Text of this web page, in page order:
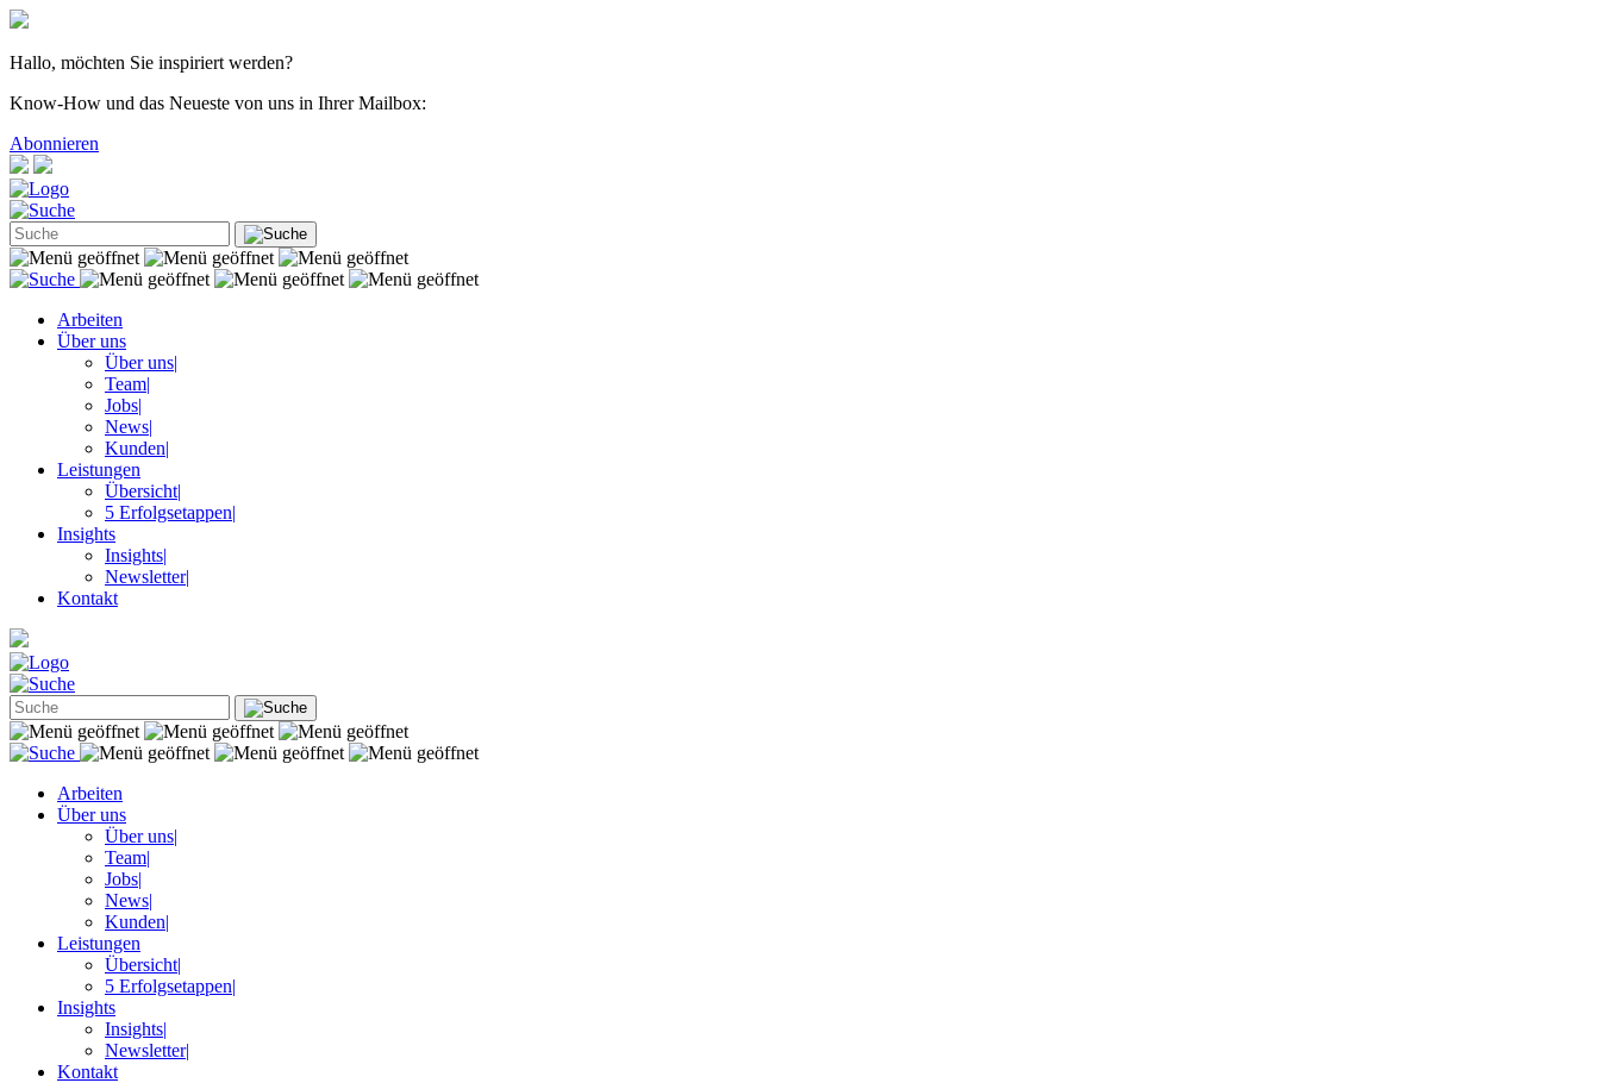
Hallo, möchten Sie inspiriert werden?
Know-How und das Neueste von uns in Ihrer Mailbox:
Abonnieren
Arbeiten
Über uns
Über uns|
Team|
Jobs|
News|
Kunden|
Leistungen
Übersicht|
5 Erfolgsetappen|
Insights
Insights|
Newsletter|
Kontakt
Arbeiten
Über uns
Über uns|
Team|
Jobs|
News|
Kunden|
Leistungen
Übersicht|
5 Erfolgsetappen|
Insights
Insights|
Newsletter|
Kontakt